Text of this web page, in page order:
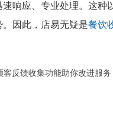
响应、专业处理。这
因此，店易无疑是餐饮
反馈收集功能助你改进服务